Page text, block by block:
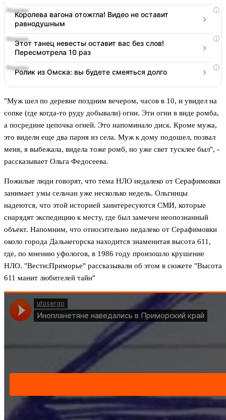
i
Королева вагона отожгла! Видео не оставит
равнодушным
i
Этот танец невесты оставит вас без слов!
Пересмотрела 10 раз
i
Ролик из Омска: вы будете смеяться долго
"Муж шел по деревне поздним вечером, часов в 10, и увидел на
сопке (где когда-то руду добывали) огни. Эти огни в виде ромба,
а посредине цепочка огней. Это напоминало диск. Кроме мужа,
это видели еще два парня из села. Муж к дому подошел, позвал
меня, я выбежала, видела тоже ромб, но уже свет тусклее был", -
рассказывает Ольга Федосеева.
Пожилые люди говорят, что тема НЛО недалеко от Серафимовки
занимает умы сельчан уже несколько недель. Ольгинцы
надеются, что этой историей заинтересуются СМИ, которые
снарядят экспедицию к месту, где был замечен неопознанный
объект. Напомним, что относительно недалеко от Серафимовки
около города Дальнегорска находится знаменитая высота 611,
где, по мнению уфологов, в 1986 году произошло крушение
НЛО. "Вести:Приморье" рассказывали об этом в сюжете "Высота
611 манит любителей тайн"